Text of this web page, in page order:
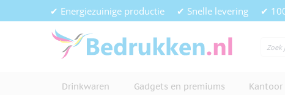
Ga naar de inhoud✔ Energiezuinige productie ✔ Snelle levering ✔
Drinkwaren Gadgets en premiums Kantoor